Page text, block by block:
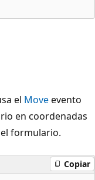
el Moveevento
en coordenadas
formulario.
Copiar